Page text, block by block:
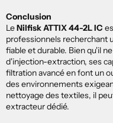
Conclusion
LeNilfisk ATTIX 44-2L IC
professionnels recherchant
fiable et durable. Bien qu'il
d'injection-extraction, ses
filtration avancé en font un
des environnements
nettoyage des textiles, il
extracteur dédié.